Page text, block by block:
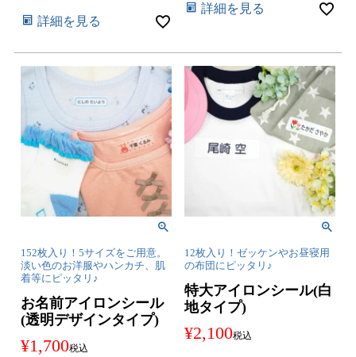
詳細を見る
詳細を見る
152枚入り！5サイズをご用意。
淡い色のお洋服やハンカチ、肌
着等にピッタリ♪
お名前アイロンシール
(透明デザインタイプ)
¥1,700税込
12枚入り！ゼッケンやお昼寝用
の布団にピッタリ♪
特大アイロンシール(白
地タイプ)
¥2,100税込